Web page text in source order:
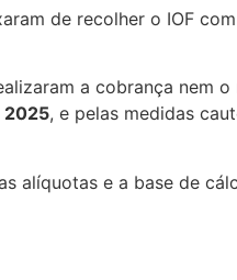
de recolher o IOF
a cobrança nem o
2025, e pelas medidas
alíquotas e a base de